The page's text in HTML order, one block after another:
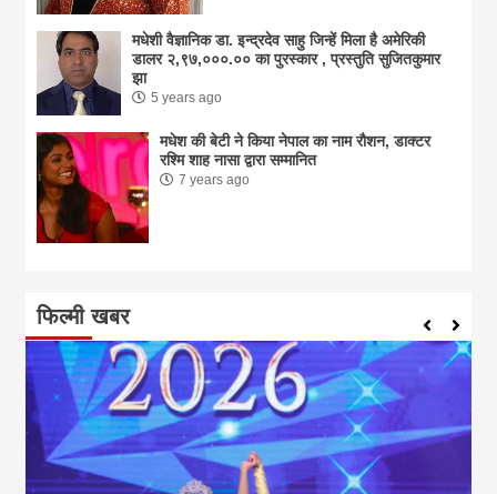
मधेशी वैज्ञानिक डा. इन्द्रदेव साहु जिन्हें मिला है अमेरिकी
डालर २,९७,०००.०० का पुरस्कार , प्रस्तुति सुजितकुमार
झा
5 years ago
मधेश की बेटी ने किया नेपाल का नाम राैशन, डाक्टर
रश्मि शाह नासा द्वारा सम्मानित
7 years ago
फिल्मी खबर